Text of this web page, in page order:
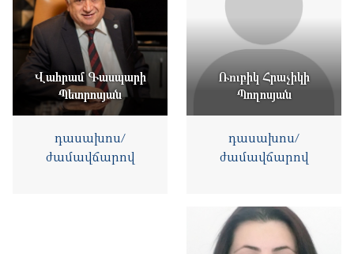
Վահրամ Գասպարի
Պետրոսյան
դասախոս/
ժամավճարով
Ռուբիկ Հրաչիկի
Պողոսյան
դասախոս/
ժամավճարով